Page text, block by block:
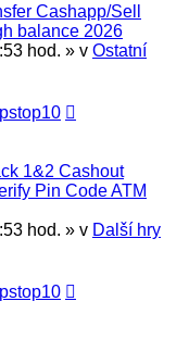
Cashapp/Sell
balance 2026
hod. » v Ostatní
1&2 Cashout
Pin Code ATM
hod. » v Další hry